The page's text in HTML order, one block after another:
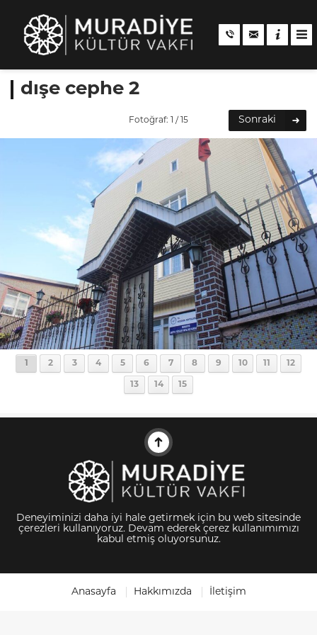
dışe cephe 2
Fotoğraf: 1 / 15 Sonraki
1 2 3 4 5 6 7 8 9 10 11 12
13 14 15
Deneyiminizi daha iyi hale getirmek için bu web sitesinde
çerezleri kullanıyoruz. Devam ederek çerez kullanımımızı
kabul etmiş oluyorsunuz.
Anasayfa Hakkımızda İletişim